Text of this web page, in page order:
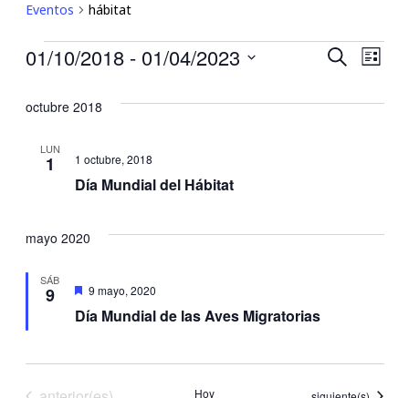
Eventos hábitat
Eventos
y
BuscarLista
01/10/2018 - 01/04/2023
octubre 2018
LUN
1
Día Mundial del Hábitat
1 octubre, 2018
mayo 2020
SÁB
9
Día Mundial de las Aves Migratorias
Destacadas
9 mayo, 2020
Hoy Eventos